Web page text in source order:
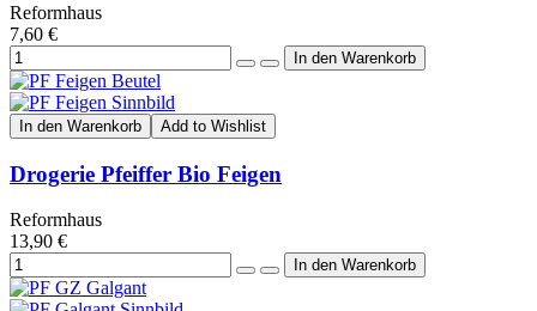
Reformhaus
7,60 €
In den Warenkorb Add to Wishlist
Drogerie Pfeiffer Bio Feigen
Reformhaus
13,90 €